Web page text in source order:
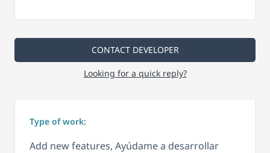
CONTACT DEVELOPER
Looking for a quick reply?
Type of work:
Add new features, Ayúdame a desarrollar